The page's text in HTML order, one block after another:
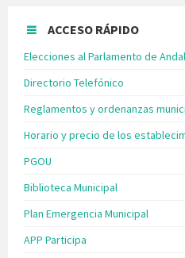
ACCESO RÁPIDO
Elecciones al Parlamento de
Directorio Telefónico
Reglamentos y ordenanzas
Horario y precio de los
PGOU
Biblioteca Municipal
Plan Emergencia Municipal
APP Participa